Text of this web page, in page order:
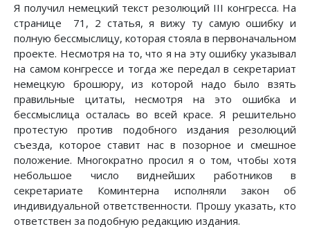
Я получил немецкий текст резолюций III конгресса. На
странице 71, 2 статья, я вижу ту самую ошибку и
полную бессмыслицу, которая стояла в первоначальном
проекте. Несмотря на то, что я на эту ошибку указывал
на самом конгрессе и тогда же передал в секретариат
немецкую брошюру, из которой надо было взять
правильные цитаты, несмотря на это ошибка и
бессмыслица осталась во всей красе. Я решительно
протестую против подобного издания резолюций
съезда, которое ставит нас в позорное и смешное
положение. Многократно просил я о том, чтобы хотя
небольшое число виднейших работников в
секретариате Коминтерна исполняли закон об
индивидуальной ответственности. Прошу указать, кто
ответствен за подобную редакцию издания.